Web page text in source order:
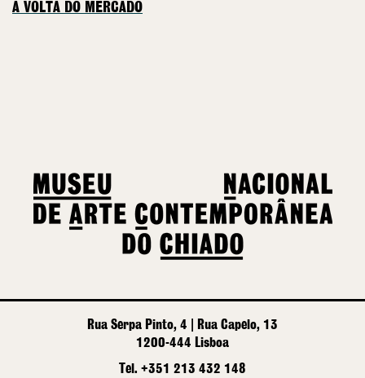
A VOLTA DO MERCADO
Rua Serpa Pinto, 4 | Rua Capelo, 13
1200-444 Lisboa
Tel. +351 213 432 148